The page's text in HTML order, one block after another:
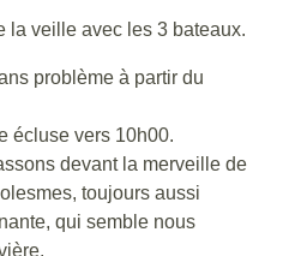
la veille avec les 3 bateaux.
problème à partir du
écluse vers 10h00.
devant la merveille de
toujours aussi
qui semble nous